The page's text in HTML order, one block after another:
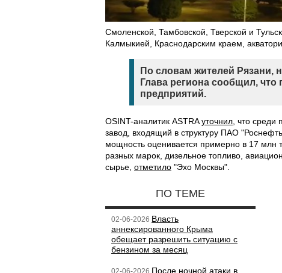
Смоленской, Тамбовской, Тверской и
Калмыкией, Краснодарским краем,
По словам жителей
Глава региона сообщил,
предприятий.
OSINT-аналитик ASTRAуточнил , что
завод, входящий в структуру ПАО
мощность оценивается примерно в 17 млн
разных марок, дизельное топливо,
сырье, отметило "Эхо Москвы".
ПО ТЕМЕ
02-06-2026 Власть
аннексированного Крыма
обещает разрешить ситуацию с
бензином за месяц
02-06-2026 После ночной атаки в